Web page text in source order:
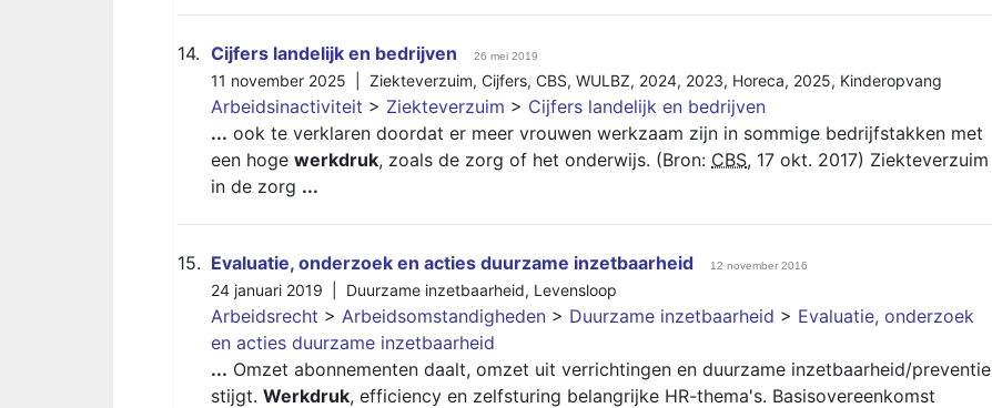
14. Cijfers landelijk en bedrijven 26 mei 2019
11 november 2025 | Ziekteverzuim, Cijfers, CBS, WULBZ, 2024, 2023, Horeca, 2025, Kinderopvang
Arbeidsinactiviteit > Ziekteverzuim > Cijfers landelijk en bedrijven
... ook te verklaren doordat er meer vrouwen werkzaam zijn in sommige bedrijfstakken met
een hoge werkdruk, zoals de zorg of het onderwijs. (Bron: CBS, 17 okt. 2017) Ziekteverzuim
in de zorg ...
15. Evaluatie, onderzoek en acties duurzame inzetbaarheid 12 november 2016
24 januari 2019 | Duurzame inzetbaarheid, Levensloop
Arbeidsrecht > Arbeidsomstandigheden > Duurzame inzetbaarheid > Evaluatie, onderzoek
en acties duurzame inzetbaarheid
... Omzet abonnementen daalt, omzet uit verrichtingen en duurzame inzetbaarheid/preventie
stijgt. Werkdruk, efficiency en zelfsturing belangrijke HR-thema's. Basisovereenkomst